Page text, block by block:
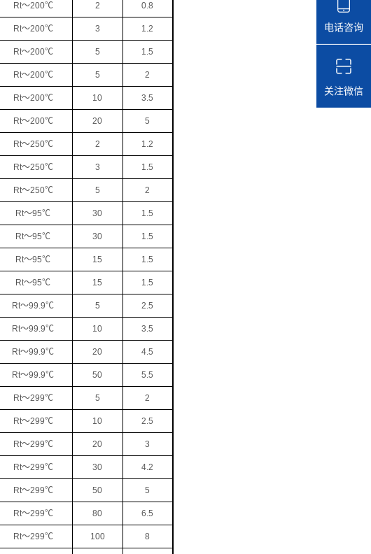
Rt～200℃ 2 0.8
Rt～200℃ 3 1.2
Rt～200℃ 5 1.5
Rt～200℃ 5 2
Rt～200℃ 10 3.5
Rt～200℃ 20 5
Rt～250℃ 2 1.2
Rt～250℃ 3 1.5
Rt～250℃ 5 2
Rt～95℃ 30 1.5
Rt～95℃ 30 1.5
Rt～95℃ 15 1.5
Rt～95℃ 15 1.5
Rt～99.9℃ 5 2.5
Rt～99.9℃ 10 3.5
Rt～99.9℃ 20 4.5
Rt～99.9℃ 50 5.5
Rt～299℃ 5 2
Rt～299℃ 10 2.5
Rt～299℃ 20 3
Rt～299℃ 30 4.2
Rt～299℃ 50 5
Rt～299℃ 80 6.5
Rt～299℃ 100 8
电话咨询
关注微信